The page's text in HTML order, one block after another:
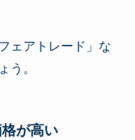
ェアトレード」な
う。
が高い